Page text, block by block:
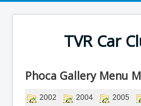
TVR Car
Phoca Gallery Menu
2002 2004 2005